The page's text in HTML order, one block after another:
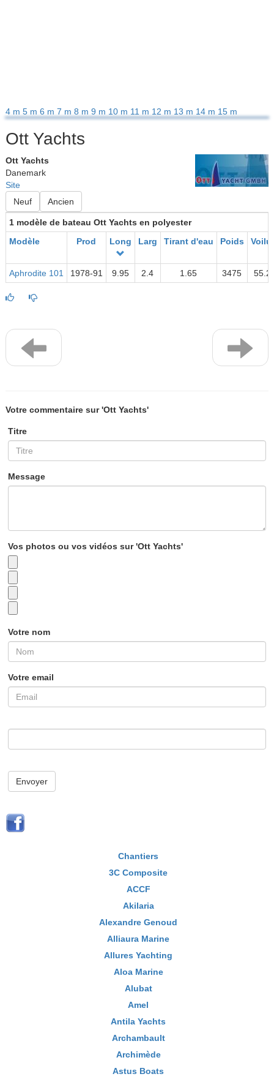
4 m 5 m 6 m 7 m 8 m 9 m 10 m 11 m 12 m 13 m 14 m 15 m
Ott Yachts
Ott Yachts
Danemark
Site
Neuf
Ancien
1 modèle de bateau Ott Yachts en polyester
Modèle
Prod Long Larg Tirant d'eau Poids
Aphrodite 101 1978-91 9.95 2.4 1.65 3475
Votre commentaire sur 'Ott Yachts'
Titre
Message
Vos photos ou vos vidéos sur 'Ott Yachts'
Votre nom
Votre email
Envoyer
Chantiers
3C Composite
ACCF
Akilaria
Alexandre Genoud
Alliaura Marine
Allures Yachting
Aloa Marine
Alubat
Amel
Antila Yachts
Archambault
Archimède
Astus Boats